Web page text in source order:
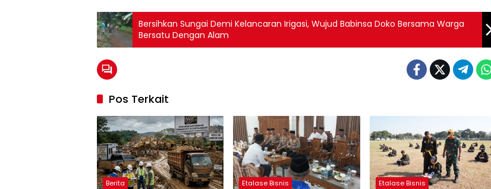
Bersihkan Sungai Demi Kelancaran Irigasi, Wujud Babinsa Doko Bersama Warga
Bersatu Dengan Alam
Pos Terkait
Berita Etalase Bisnis Etalase Bisnis